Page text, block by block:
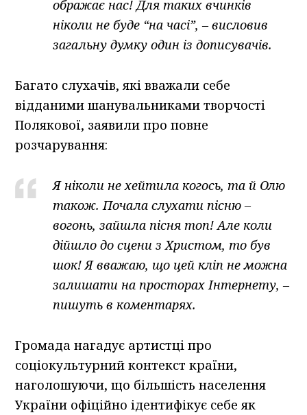
ображає нас! Для таких вчинків
ніколи не буде “на часі”, – висловив
загальну думку один із дописувачів.
Багато слухачів, які вважали себе
відданими шанувальниками творчості
Полякової, заявили про повне
розчарування:
Я ніколи не хейтила когось, та й Олю
також. Почала слухати пісню –
вогонь, зайшла пісня топ! Але коли
дійшло до сцени з Христом, то був
шок! Я вважаю, що цей кліп не можна
залишати на просторах Інтернету, –
пишуть в коментарях.
Громада нагадує артистці про
соціокультурний контекст країни,
наголошуючи, що більшість населення
України офіційно ідентифікує себе як